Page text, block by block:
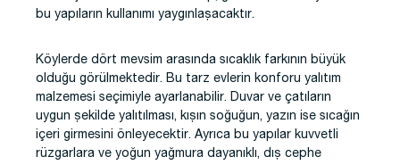
bu yapıların kullanımı yaygınlaşacaktır.
Köylerde dört mevsim arasında sıcaklık farkının büyük
olduğu görülmektedir. Bu tarz evlerin konforu yalıtım
malzemesi seçimiyle ayarlanabilir. Duvar ve çatıların
uygun şekilde yalıtılması, kışın soğuğun, yazın ise sıcağın
içeri girmesini önleyecektir. Ayrıca bu yapılar kuvvetli
rüzgarlara ve yoğun yağmura dayanıklı, dış cephe